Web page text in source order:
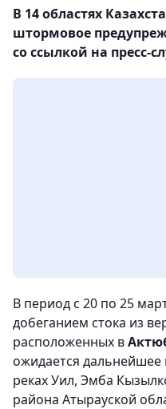
В 14 областях
штормовое
со ссылкой на пресс-
В период с 20 по 25
добеганием стока из
расположенных в
ожидается
реках Уил, Эмба
района Атырауской